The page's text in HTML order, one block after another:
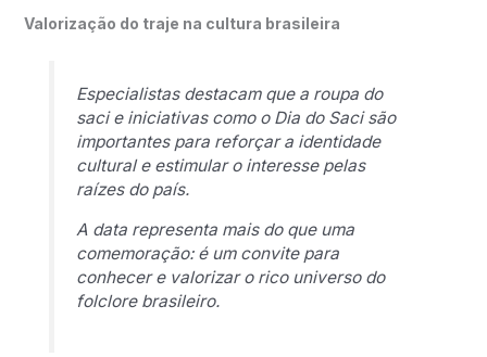
Valorização do traje na cultura brasileira
Especialistas destacam que a roupa do
saci e iniciativas como o Dia do Saci são
importantes para reforçar a identidade
cultural e estimular o interesse pelas
raízes do país.
A data representa mais do que uma
comemoração: é um convite para
conhecer e valorizar o rico universo do
folclore brasileiro.